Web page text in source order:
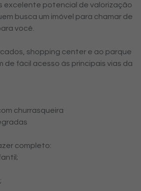
excelente potencial de valorização
busca um imóvel para chamar de
você.
shopping center e ao parque
de fácil acesso às principais vias da
churrasqueira
completo: